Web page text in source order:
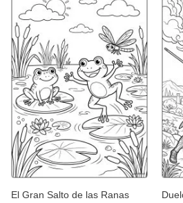
El Gran Salto de las Ranas